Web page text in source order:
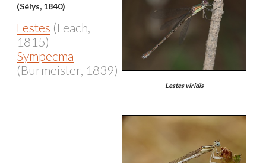
Lestes viridis
(Sélys, 1840)
Lestes (Leach,
1815)
Sympecma
(Burmeister, 1839)